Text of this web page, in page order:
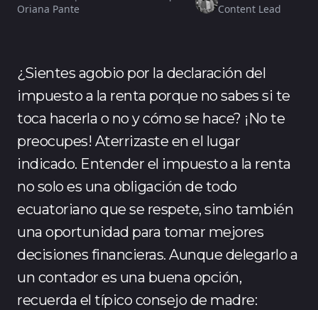
Oriana Pante
Content Lead
¿Sientes agobio por la declaración del
impuesto a la renta porque no sabes si te
toca hacerla o no y cómo se hace? ¡No te
preocupes! Aterrizaste en el lugar
indicado. Entender el impuesto a la renta
no solo es una obligación de todo
ecuatoriano que se respete, sino también
una oportunidad para tomar mejores
decisiones financieras. Aunque delegarlo a
un contador es una buena opción,
recuerda el típico consejo de madre: